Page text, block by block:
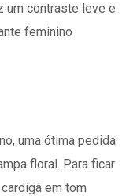
um contraste leve e
feminino
, uma ótima pedida
floral. Para ficar
em tom